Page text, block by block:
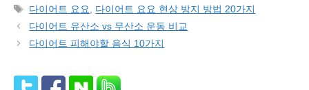
Tags
다이어트 요요
다이어트 요요 현상 방지 방법 20가지
다이어트 유산소 vs 무산소 운동 비교
다이어트 피해야할 음식 10가지